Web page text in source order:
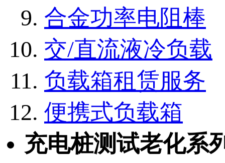
合金功率电阻棒
交/直流液冷负载
负载箱租赁服务
便携式负载箱
充电桩测试老化系